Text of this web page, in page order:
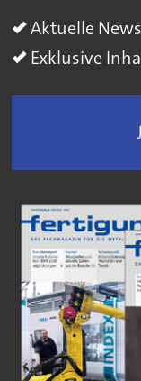
Aktuelle
Exklusive